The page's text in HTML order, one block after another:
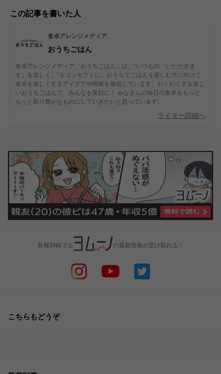
この記事を書いた人
食卓アレンジメディア
おうちごはん
食卓アレンジメディア「おうちごはん」は、“いつもの「いただきま
す」を楽しく。”をコンセプトに、おうちでごはんを楽しむ方に向けて
食卓を楽しくするアイデアや情報を発信しています。わくわくする楽し
いおうちごはんで、みんなを笑顔に！ みなさんの毎日の食卓をもっと
もっと彩り豊かなものにしていきたいと思っています。
ライター詳細へ
各種SNSでも の最新情報が受け取れる！
こちらもどうぞ